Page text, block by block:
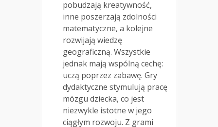
pobudzają kreatywność,
inne poszerzają zdolności
matematyczne, a kolejne
rozwijają wiedzę
geograficzną. Wszystkie
jednak mają wspólną cechę:
uczą poprzez zabawę. Gry
dydaktyczne stymulują pracę
mózgu dziecka, co jest
niezwykle istotne w jego
ciągłym rozwoju. Z grami